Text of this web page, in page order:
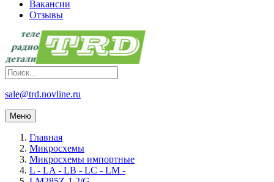
Вакансии
Отзывы
sale@trd.novline.ru
Меню
Главная
Микросхемы
Микросхемы импортные
L - LA - LB - LC - LM -